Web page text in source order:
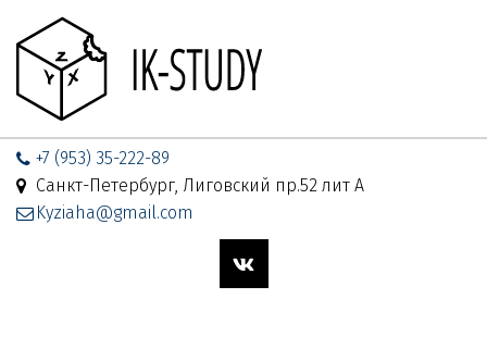
+7 (953) 35-222-89
Санкт-Петербург, Лиговский пр.52 лит А
Kyziaha@gmail.com